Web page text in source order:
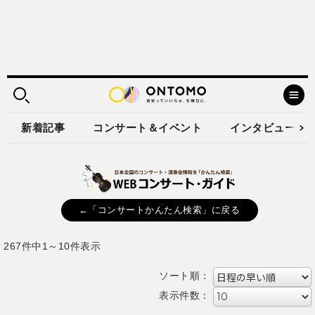
新着記事 コンサート＆イベント インタビュー
←「コンサートかんたん検索」に戻る
267件中1～10件表示
ソート順：
表示件数：